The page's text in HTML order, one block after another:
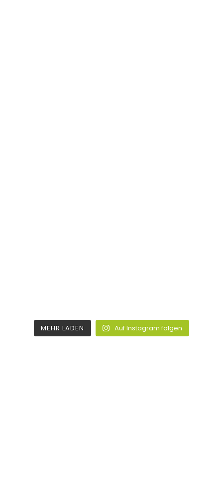
MEHR LADEN Auf Instagram folgen